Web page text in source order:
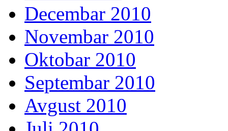
Decembar 2010
Novembar 2010
Oktobar 2010
Septembar 2010
Avgust 2010